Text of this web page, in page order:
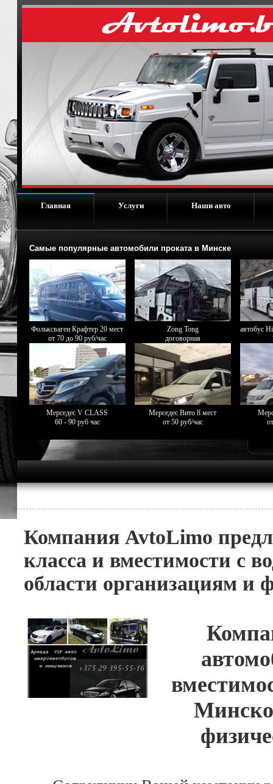
Главная Услуги Наши авто
Самые популярные автомобили проката в Минске
Фольксваген Крафтер 20 мест
от 70 до 90 руб/час
Zong Tong
договорная
автобус
Мерседес V CLASS
60 - 90 руб час
Мерседес Вито 8 мест
от 50 руб/час
Компания AvtoLimo
класса и вместимости с
области организациям и